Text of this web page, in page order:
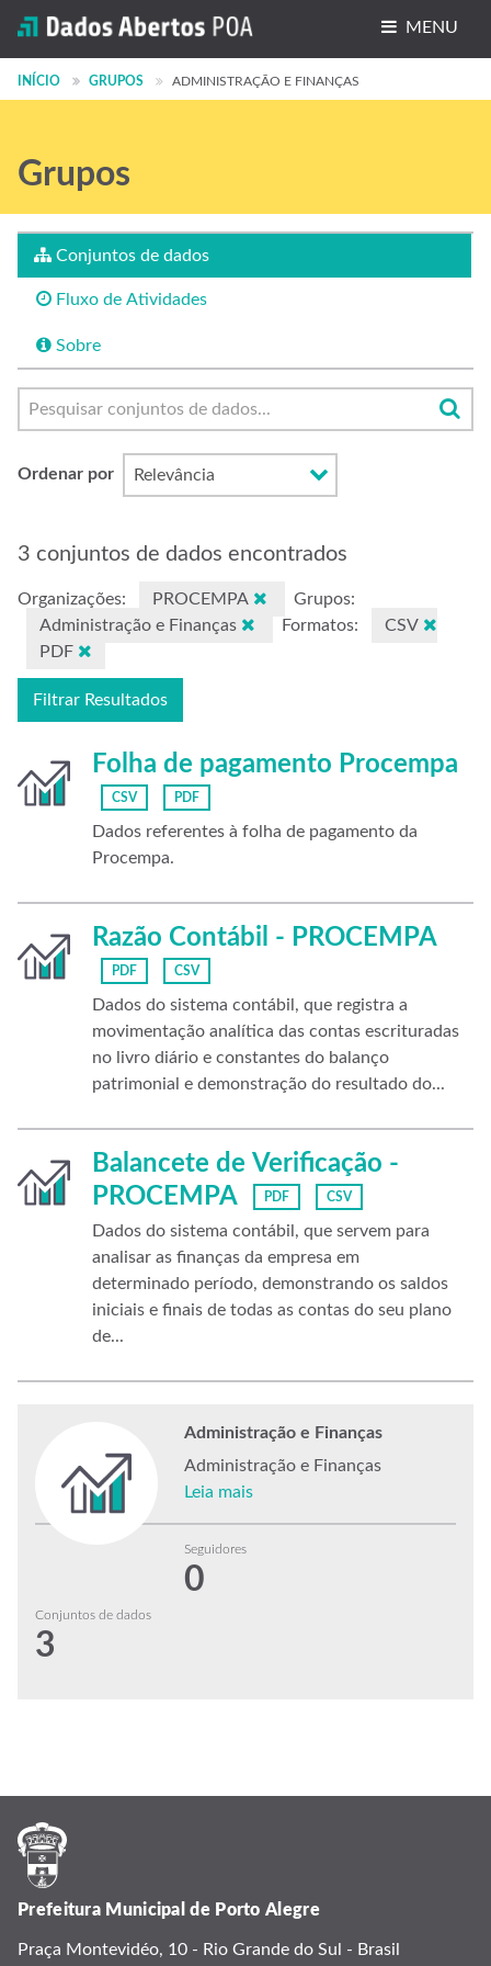
MENU
Conjuntos de dados
Grupos
INÍCIO GRUPOS ADMINISTRAÇÃO E FINANÇAS
Grupos
Conjuntos de dados
Fluxo de Atividades
Sobre
Ordenar por
3 conjuntos de dados encontrados
Organizações: PROCEMPA
Grupos:
Administração e Finanças
Formatos:
CSV
PDF
Filtrar Resultados
Folha de pagamento Procempa
CSV PDF
Dados referentes à folha de pagamento da
Procempa.
Razão Contábil - PROCEMPA
PDF CSV
Dados do sistema contábil, que registra a
movimentação analítica das contas escrituradas
no livro diário e constantes do balanço
patrimonial e demonstração do resultado do...
Balancete de Verificação -
PROCEMPA
PDF CSV
Dados do sistema contábil, que servem para
analisar as finanças da empresa em
determinado período, demonstrando os saldos
iniciais e finais de todas as contas do seu plano
de...
Administração e Finanças
Administração e Finanças
Leia mais
Seguidores
0
Conjuntos de dados
3
Prefeitura Municipal de Porto Alegre
Praça Montevidéo, 10 - Rio Grande do Sul - Brasil